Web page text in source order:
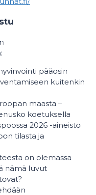
pääosin
kuitenkin
maasta –
koetuksella
2026 -aineisto
tilasta ja
on olemassa
nämä luvut